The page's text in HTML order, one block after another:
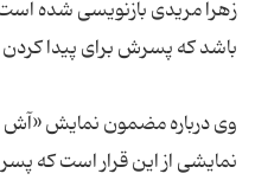
زهرا مریدی بازنویسی شده است
باشد که پسرش برای پیدا
وی درباره مضمون نمایش «آش
نمایشی از این قرار است که